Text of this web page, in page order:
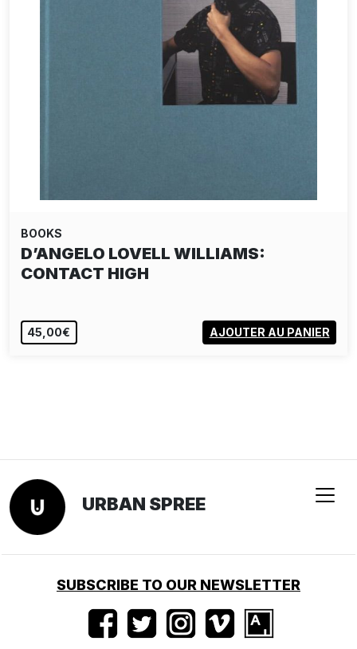
BOOKS
D’ANGELO LOVELL WILLIAMS:
CONTACT HIGH
45,00€ AJOUTER AU PANIER
URBAN SPREE
SUBSCRIBE TO OUR NEWSLETTER